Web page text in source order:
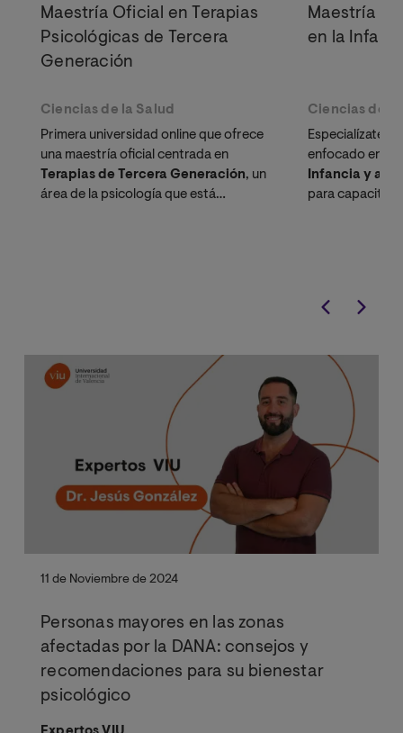
Maestría Oficial en Terapias
Psicológicas de Tercera
Generación
Ciencias de la Salud
Primera universidad online que ofrece
una maestría oficial centrada en
Terapias de Tercera Generación, un
área de la psicología que está
Maestría
en la
Ciencias de
Especialízate
enfocado en
Infancia y
para
11 de Noviembre de 2024
Personas mayores en las zonas
afectadas por la DANA: consejos y
recomendaciones para su bienestar
psicológico